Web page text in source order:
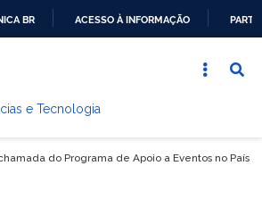
CONTEÚDO
BR ACESSO À INFORMAÇÃO
e Tecnologia
do Programa de Apoio a Eventos no País